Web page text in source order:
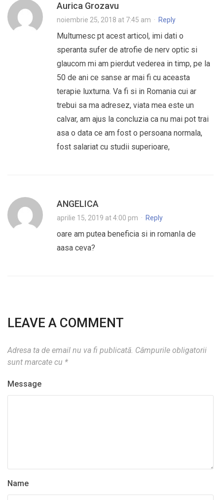
Aurica Grozavu
noiembrie 25, 2018 at 7:45 am · Reply
Multumesc pt acest articol, imi dati o
speranta sufer de atrofie de nerv optic si
glaucom mi am pierdut vederea in timp, pe la
50 de ani ce sanse ar mai fi cu aceasta
terapie luxturna. Va fi si in Romania cui ar
trebui sa ma adresez, viata mea este un
calvar, am ajus la concluzia ca nu mai pot trai
asa o data ce am fost o persoana normala,
fost salariat cu studii superioare,
ANGELICA
aprilie 15, 2019 at 4:00 pm · Reply
oare am putea beneficia si in romanIa de
aasa ceva?
LEAVE A COMMENT
Adresa ta de email nu va fi publicată. Câmpurile obligatorii
sunt marcate cu *
Message
Name